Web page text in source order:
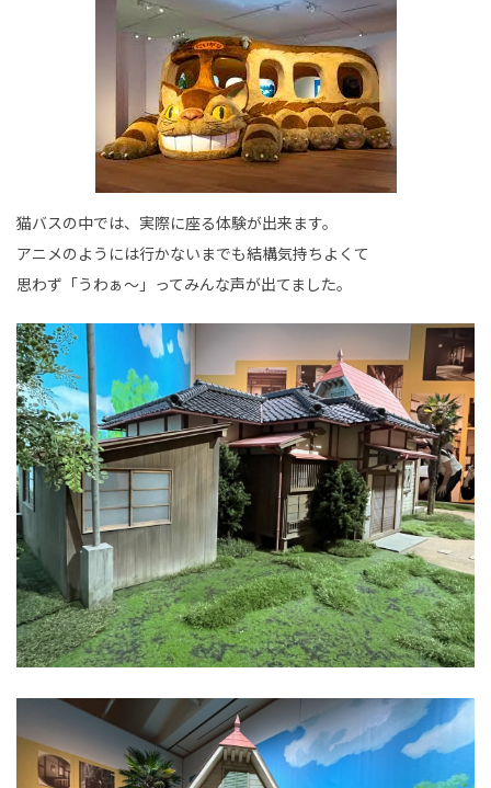
猫バスの中では、実際に座る体験が出来ます。
アニメのようには行かないまでも結構気持ちよくて
思わず「うわぁ～」ってみんな声が出てました。